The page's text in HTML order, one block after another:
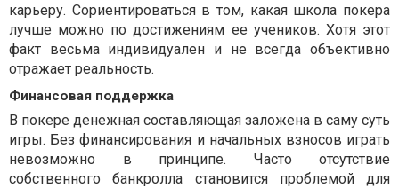
карьеру. Сориентироваться в том, какая школа покера
лучше можно по достижениям ее учеников. Хотя этот
факт весьма индивидуален и не всегда объективно
отражает реальность.
Финансовая поддержка
В покере денежная составляющая заложена в саму суть
игры. Без финансирования и начальных взносов играть
невозможно в принципе. Часто отсутствие
собственного банкролла становится проблемой для